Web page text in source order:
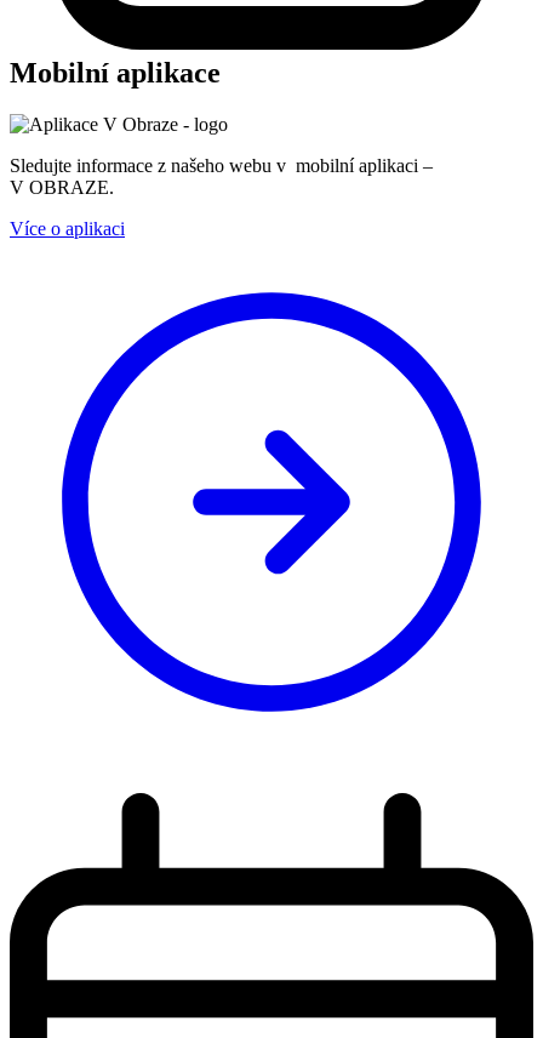
Mobilní aplikace
Sledujte informace z našeho webu v mobilní aplikaci –
V OBRAZE.
Více o aplikaci